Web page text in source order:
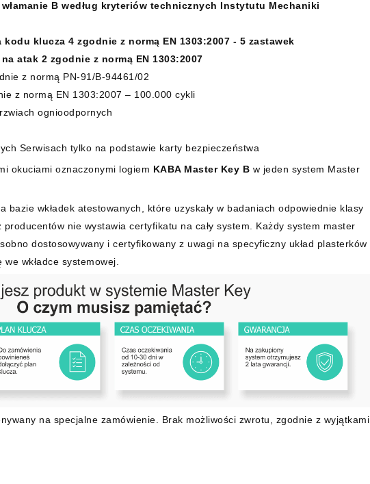
B według kryteriów technicznych Instytutu Mechaniki
klucza 4 zgodnie z normą EN 1303:2007 - 5 zastawek
atak 2 zgodnie z normą EN 1303:2007
z normą PN-91/B-94461/02
z normą EN 1303:2007 – 100.000 cykli
ognioodpornych
Serwisach tylko na podstawie karty bezpieczeństwa
okuciami oznaczonymi logiem KABA Master Key B w jeden system Master
bazie wkładek atestowanych, które uzyskały w badaniach odpowiednie klasy
nie wystawia certyfikatu na cały system. Każdy system master
dostosowywany i certyfikowany z uwagi na specyficzny układ plasterków
wkładce systemowej.
na specjalne zamówienie. Brak możliwości zwrotu, zgodnie z wyjątkami